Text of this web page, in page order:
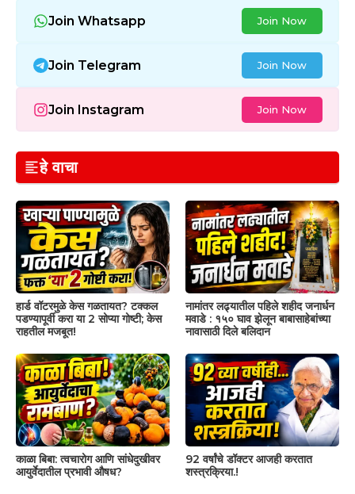
Join Whatsapp Join Now
Join Telegram Join Now
Join Instagram Join Now
हे वाचा
हार्ड वॉटरमुळे केस गळतायत? टक्कल
पडण्यापूर्वी करा या 2 सोप्या गोष्टी; केस
राहतील मजबूत!
नामांतर लढ्यातील पहिले शहीद जनार्धन
मवाडे : १५० घाव झेलून बाबासाहेबांच्या
नावासाठी दिले बलिदान
काळा बिबा: त्वचारोग आणि सांधेदुखीवर
आयुर्वेदातील प्रभावी औषध?
92 वर्षांचे डॉक्टर आजही करतात
शस्त्रक्रिया.!